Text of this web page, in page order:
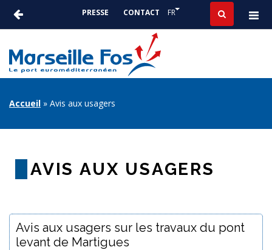
principal
FRLister les actions
ACTUALITÉS
PRESSE
PRESSE CONTACT
FIL
Accueil Avis aux usagers
AVIS AUX USAGERS
Avis aux usagers sur les travaux du pont
levant de Martigues